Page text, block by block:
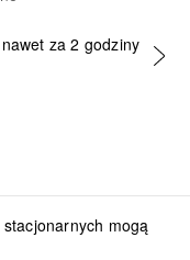
za 2 godziny
mogą